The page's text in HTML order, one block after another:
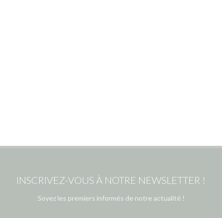
INSCRIVEZ-VOUS À NOTRE NEWSLETTER !
Soyez les premiers informés de notre actualité !